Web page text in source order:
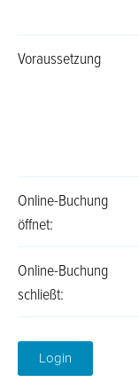
Voraussetzung
Online-Buchung
öffnet:
Online-Buchung
schließt:
Login